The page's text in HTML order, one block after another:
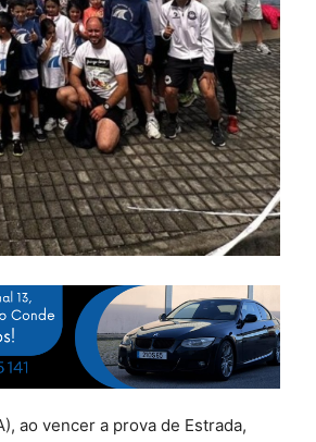
ao vencer a prova de Estrada,